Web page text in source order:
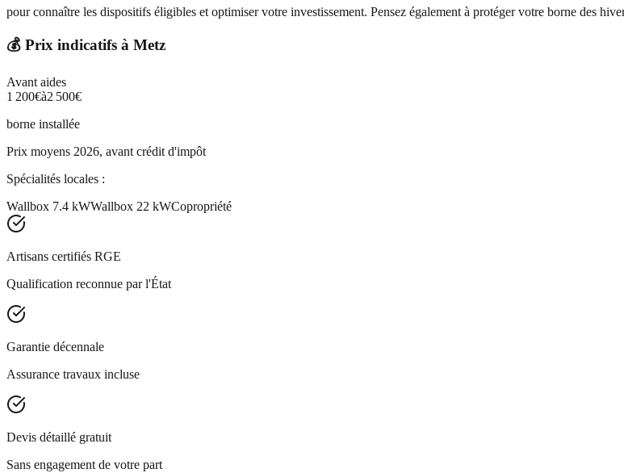
pour connaître les dispositifs éligibles et optimiser votre investissement. Pensez également à protéger votre borne des
💰 Prix indicatifs à Metz
Avant aides
1 200€à2 500€
borne installée
Prix moyens 2026, avant crédit d'impôt
Spécialités locales :
Wallbox 7.4 kWWallbox 22 kWCopropriété
Artisans certifiés RGE
Qualification reconnue par l'État
Garantie décennale
Assurance travaux incluse
Devis détaillé gratuit
Sans engagement de votre part